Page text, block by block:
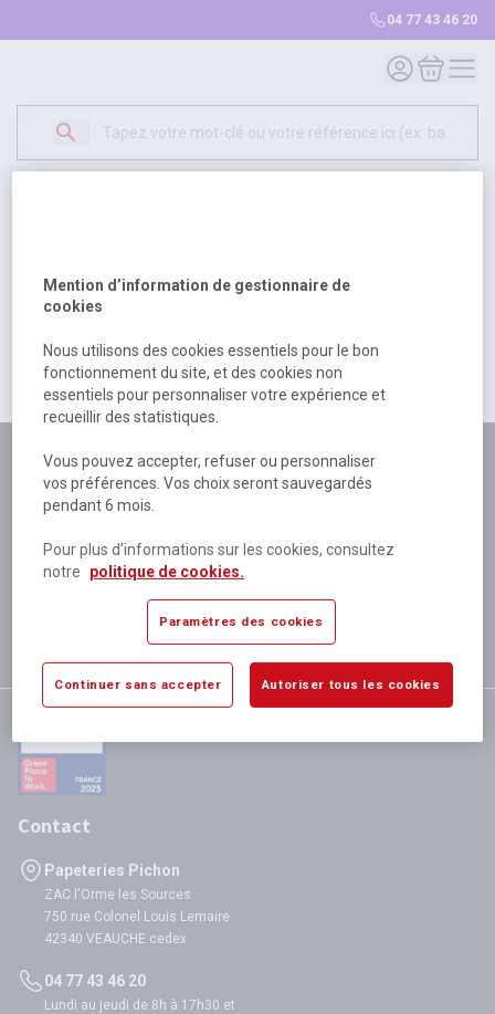
04 77 43 46 20
Mon compte
Mon
500
excuser pour la gêne occasionée.
Retour Retour à l'accueil
Plus de 180 personnes
à votre écoute
Plus de 80 000 références
disponibles
Expédition le jour même
si validation avant 12h
satisfaction totale
Contact
Papeteries Pichon
ZAC l'Orme les Sources
750 rue Colonel Louis Lemaire
42340 VEAUCHE cedex
04 77 43 46 20
Lundi au jeudi de 8h à 17h30 et
Mention d’information de gestionnaire de
cookies
Nous utilisons des cookies essentiels pour le bon
fonctionnement du site, et des cookies non
essentiels pour personnaliser votre expérience et
recueillir des statistiques.
Vous pouvez accepter, refuser ou personnaliser
vos préférences. Vos choix seront sauvegardés
pendant 6 mois.
Pour plus d’informations sur les cookies, consultez
notre
politique de cookies.
Paramètres des cookies
Continuer sans accepter Autoriser tous les cookies